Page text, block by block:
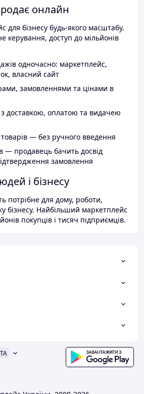
онлайн
для бізнесу будь-якого масштабу.
керування, доступ до мільйонів
одночасно: маркетплейс,
власний сайт
замовленнями та цінами в
з доставкою, оплатою та видачею
— без ручного введення
— продавець бачить досвід
замовлення
і бізнесу
потрібне для дому, роботи,
бізнесу. Найбільший маркетплейс
покупців і тисяч підприємців.